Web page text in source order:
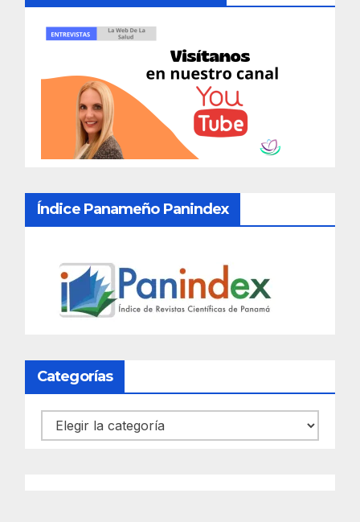
Índice Panameño Panindex
Categorías
Categorías